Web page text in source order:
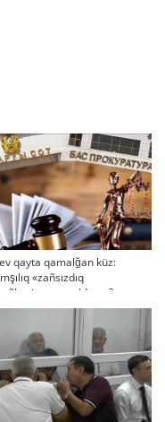
qayta qamalğan küz:
«zañsızdıq
aynaldı ma?